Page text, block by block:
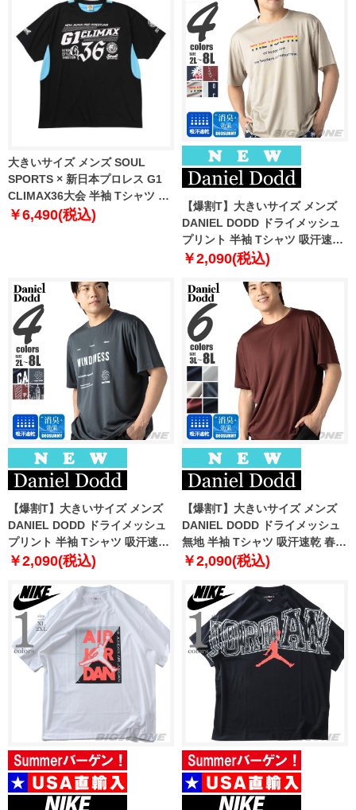
大きいサイズ メンズ SOUL
SPORTS × 新日本プロレス G1
CLIMAX36大会 半袖 Tシャツ ブ
ラック 1278-6222-1 3L 4L 5L
￥6,490(税込)
【爆割T】大きいサイズ メンズ
DANIEL DODD ドライメッシュ
プリント 半袖 Tシャツ 吸汗速乾
春夏新作 tjt-2602dry3 【fre】
￥2,090(税込)
【爆割T】大きいサイズ メンズ
DANIEL DODD ドライメッシュ
プリント 半袖 Tシャツ 吸汗速乾
春夏新作 tjt-2602dry4 【fre】
￥2,090(税込)
【爆割T】大きいサイズ メンズ
DANIEL DODD ドライメッシュ
無地 半袖 Tシャツ 吸汗速乾 春夏
新作 tjt-2602dry5 【fre】
￥2,090(税込)